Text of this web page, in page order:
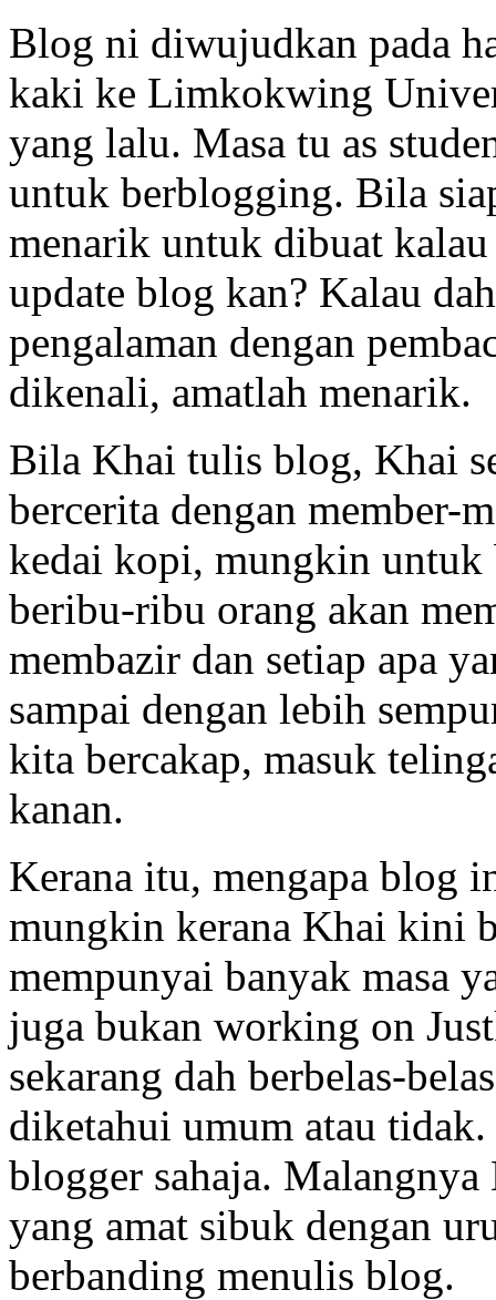
Blog ni diwujudkan pada
kaki ke Limkokwing
yang lalu. Masa tu as
untuk berblogging. Bila
menarik untuk dibuat
update blog kan? Kalau
pengalaman dengan
dikenali, amatlah menarik.
Bila Khai tulis blog, Khai
bercerita dengan member-
kedai kopi, mungkin untuk
beribu-ribu orang akan
membazir dan setiap apa
sampai dengan lebih
kita bercakap, masuk
kanan.
Kerana itu, mengapa blog
mungkin kerana Khai kini
mempunyai banyak masa
juga bukan working on
sekarang dah berbelas-
diketahui umum atau
blogger sahaja.
yang amat sibuk dengan
berbanding menulis blog.